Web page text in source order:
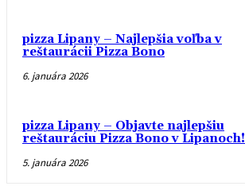
pizza Lipany – Najlepšia voľba v
reštaurácii Pizza Bono
6. januára 2026
pizza Lipany – Objavte najlepšiu
reštauráciu Pizza Bono v Lipanoch!
5. januára 2026